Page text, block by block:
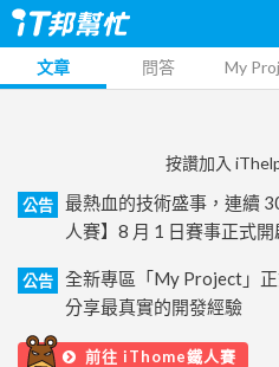
文章 問答 My
按讚加入
公告
最熱血的技術盛事，連續
人賽】8 月 1 日賽事正式開
公告
全新專區「My Project」
分享最真實的開發經驗
前往 iThome鐵人賽